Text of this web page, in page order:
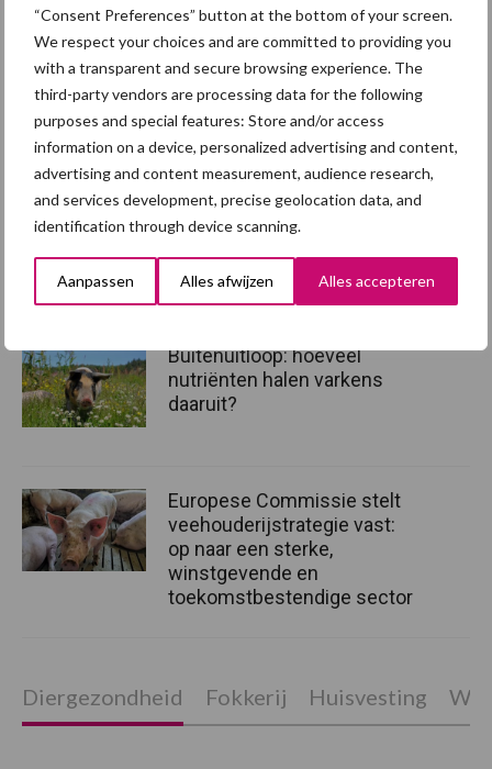
“Consent Preferences” button at the bottom of your screen.
We respect your choices and are committed to providing you
with a transparent and secure browsing experience. The
third-party vendors are processing data for the following
purposes and special features: Store and/or access
information on a device, personalized advertising and content,
advertising and content measurement, audience research,
and services development, precise geolocation data, and
identification through device scanning.
Aanpassen Alles afwijzen Alles accepteren
hoofdverwarming aangescherpt. Deze zijn relatief inefficiënt en
gebruiken veel stroom.
Bron:Ministerie van Economische Zaken en Klimaat
Aanbevolen voor jou! ondernemen
Droogte zet landbouw
opnieuw onder druk:
klimaatverandering
versterkt watertekort
Buitenuitloop: hoeveel
nutriënten halen varkens
daaruit?
Europese Commissie stelt
veehouderijstrategie vast:
op naar een sterke,
winstgevende en
toekomstbestendige sector
Diergezondheid Fokkerij Huisvesting